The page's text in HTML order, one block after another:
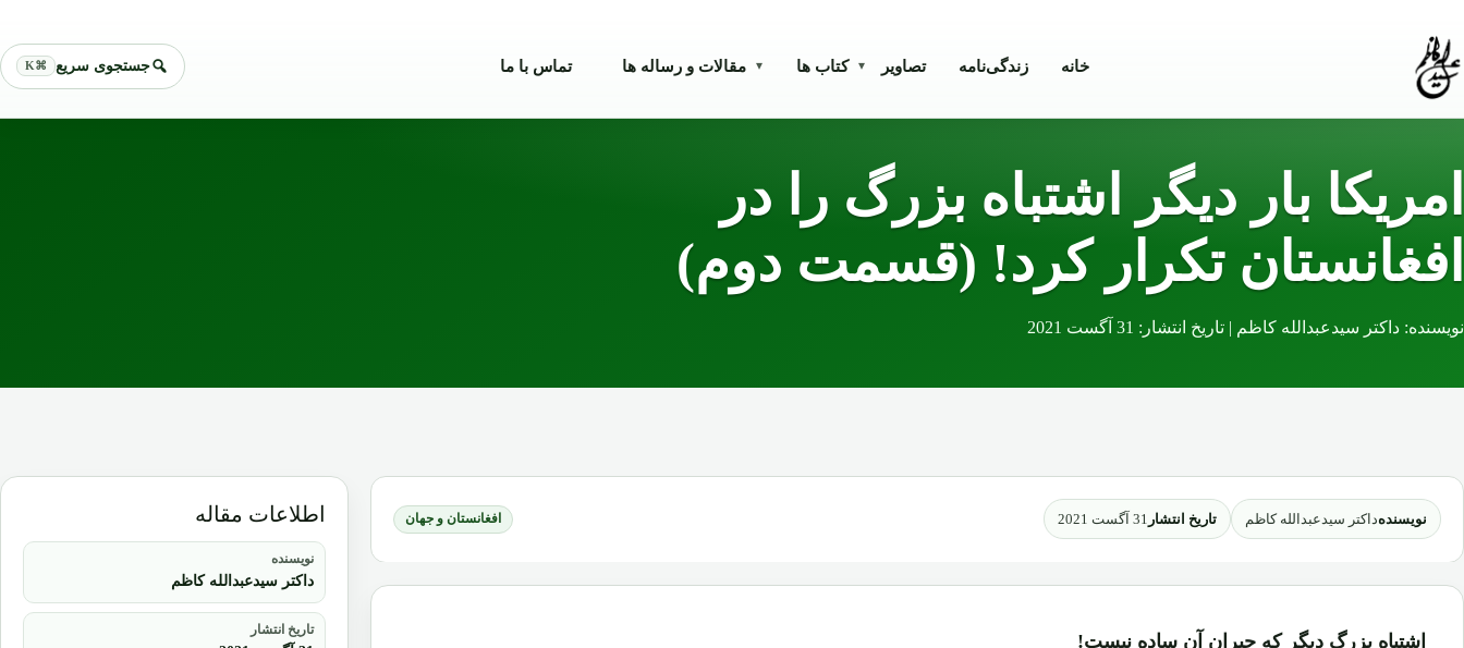
امریکا بار دیگر اشتباه بزرگ را در
افغانستان تکرار کرد! (قسمت دوم)
نویسنده داکتر سیدعبدالله کاظم تاریخ انتشار افغانستان و جهان
اشتباه بزرگ دیگر که جبران آن ساده نیست!
اطلاعات مقاله
نویسنده
داکتر سیدعبدالله کاظم
تاریخ انتشار
31 آگست 2021